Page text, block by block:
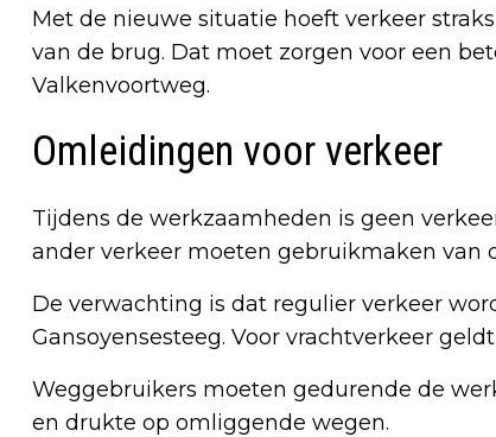
Met de nieuwe situatie hoeft verkeer
van de brug. Dat moet zorgen voor een
Valkenvoortweg.
Omleidingen voor verkeer
Tijdens de werkzaamheden is geen
ander verkeer moeten gebruikmaken van
De verwachting is dat regulier verkeer
Gansoyensesteeg. Voor vrachtverkeer
Weggebruikers moeten gedurende de
en drukte op omliggende wegen.